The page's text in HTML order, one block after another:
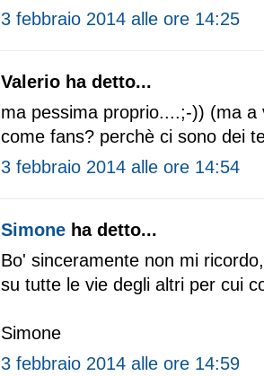
3 febbraio 2014 alle ore 14:25
Valerio ha detto...
ma pessima proprio....;-)) (ma a
come fans? perchè ci sono dei
3 febbraio 2014 alle ore 14:54
Simone ha detto...
Bo' sinceramente non mi
su tutte le vie degli altri per cui
Simone
3 febbraio 2014 alle ore 14:59